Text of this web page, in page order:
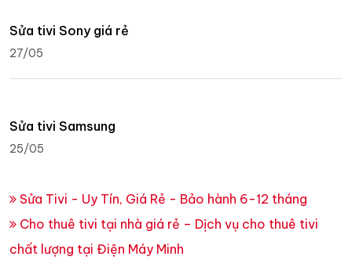
Sửa tivi Sony giá rẻ
27/05
Sửa tivi Samsung
25/05
Sửa Tivi - Uy Tín, Giá Rẻ - Bảo hành 6-12 tháng
Cho thuê tivi tại nhà giá rẻ – Dịch vụ cho thuê tivi
chất lượng tại Điện Máy Minh